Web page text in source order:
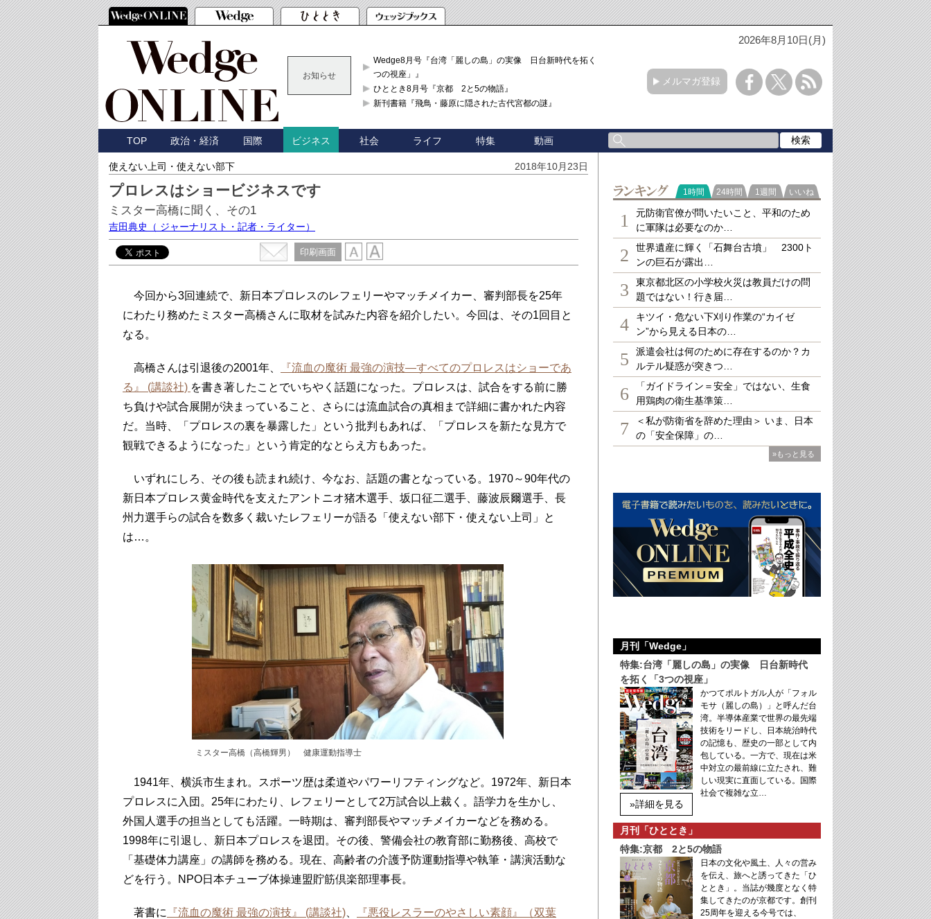
2026年8月10日(月)
お知らせ
Wedge8月号『台湾「麗しの島」の実像 日台新時代を拓く「3
つの視座」』
ひととき8月号『京都 2と5の物語』
新刊書籍『飛鳥・藤原に隠された古代宮都の謎』
メルマガ登録
TOP 政治・経済 国際 ビジネス 社会 ライフ 特集 動画
使えない上司・使えない部下 2018年10月23日
プロレスはショービジネスです
ミスター高橋に聞く、その1
吉田典史 （ ジャーナリスト・記者・ライター）
印刷画面
今回から3回連続で、新日本プロレスのレフェリーやマッチメイカー、審判部長を25年
にわたり務めたミスター高橋さんに取材を試みた内容を紹介したい。今回は、その1回目と
なる。
高橋さんは引退後の2001年、
『流血の魔術 最強の演技―すべてのプロレスはショーであ
る』 (講談社) を書き著したことでいちやく話題になった。プロレスは、試合をする前に勝
ち負けや試合展開が決まっていること、さらには流血試合の真相まで詳細に書かれた内容
だ。当時、「プロレスの裏を暴露した」という批判もあれば、「プロレスを新たな見方で
観戦できるようになった」という肯定的なとらえ方もあった。
いずれにしろ、その後も読まれ続け、今なお、話題の書となっている。1970～90年代の
新日本プロレス黄金時代を支えたアントニオ猪木選手、坂口征二選手、藤波辰爾選手、長
州力選手らの試合を数多く裁いたレフェリーが語る「使えない部下・使えない上司」と
は…。
ミスター高橋（高橋輝男） 健康運動指導士
1941年、横浜市生まれ。スポーツ歴は柔道やパワーリフティングなど。1972年、新日本
プロレスに入団。25年にわたり、レフェリーとして2万試合以上裁く。語学力を生かし、
外国人選手の担当としても活躍。一時期は、審判部長やマッチメイカーなどを務める。
1998年に引退し、新日本プロレスを退団。その後、警備会社の教育部に勤務後、高校で
「基礎体力講座」の講師を務める。現在、高齢者の介護予防運動指導や執筆・講演活動な
どを行う。NPO日本チューブ体操連盟貯筋倶楽部理事長。
著書に 『流血の魔術 最強の演技』 (講談社)
『悪役レスラーのやさしい素顔』（双葉
ランキング
1時間 24時間 1週間 いいね
1
元防衛官僚が問いたいこと、平和のため
に軍隊は必要なのか…
2
世界遺産に輝く「石舞台古墳」 2300ト
ンの巨石が露出…
3
東京都北区の小学校火災は教員だけの問
題ではない！行き届…
4
キツイ・危ない下刈り作業の“カイゼ
ン”から見える日本の…
5
派遣会社は何のために存在するのか？カ
ルテル疑惑が突きつ…
6
「ガイドライン＝安全」ではない、生食
用鶏肉の衛生基準策…
7
＜私が防衛省を辞めた理由＞ いま、日本
の「安全保障」の…
»もっと見る
月刊「Wedge」
特集:台湾「麗しの島」の実像 日台新時代
を拓く「3つの視座」
»詳細を見る
かつてポルトガル人が「フォル
モサ（麗しの島）」と呼んだ台
湾。半導体産業で世界の最先端
技術をリードし、日本統治時代
の記憶も、歴史の一部として内
包している。一方で、現在は米
中対立の最前線に立たされ、難
しい現実に直面している。国際
社会で複雑な立…
月刊「ひととき」
特集:京都 2と5の物語
日本の文化や風土、人々の営み
を伝え、旅へと誘ってきた「ひ
ととき」。当誌が幾度となく特
集してきたのが京都です。創刊
25周年を迎える今号では、